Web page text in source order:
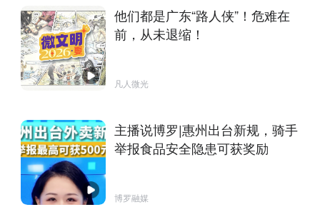
他们都是广东“路人侠”！危难在
前，从未退缩！
凡人微光
主播说博罗|惠州出台新规，骑手
举报食品安全隐患可获奖励
博罗融媒